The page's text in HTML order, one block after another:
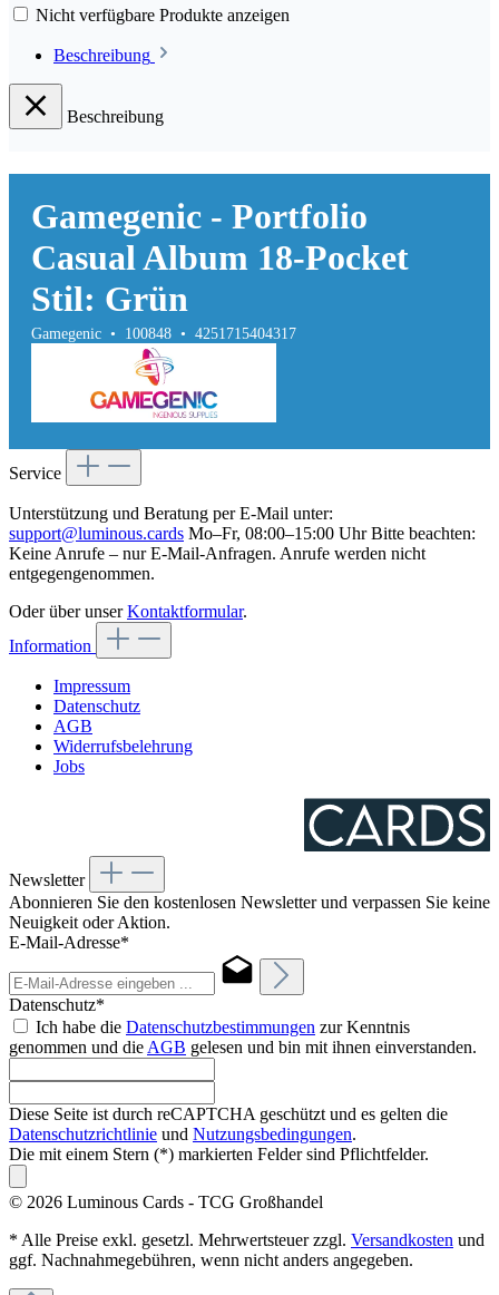
Nicht verfügbare Produkte anzeigen
Beschreibung
Beschreibung
Gamegenic - Portfolio
Casual Album 18-Pocket
Stil: Grün
Gamegenic • 100848 • 4251715404317
Service
Unterstützung und Beratung per E-Mail unter:
support@luminous.cards Mo–Fr, 08:00–15:00 Uhr Bitte beachten:
Keine Anrufe – nur E-Mail-Anfragen. Anrufe werden nicht
entgegengenommen.
Oder über unserKontaktformular.
Information
Impressum
Datenschutz
AGB
Widerrufsbelehrung
Jobs
Newsletter
Abonnieren Sie den kostenlosen Newsletter und verpassen Sie keine
Neuigkeit oder Aktion.
E-Mail-Adresse*
Datenschutz*
Ich habe die Datenschutzbestimmungen zur Kenntnis
genommen und die AGB gelesen und bin mit ihnen einverstanden.
Diese Seite ist durch reCAPTCHA geschützt und es gelten die
Datenschutzrichtlinie und Nutzungsbedingungen.
Die mit einem Stern (*) markierten Felder sind Pflichtfelder.
© 2026 Luminous Cards - TCG Großhandel
* Alle Preise exkl. gesetzl. Mehrwertsteuer zzgl. Versandkosten und
ggf. Nachnahmegebühren, wenn nicht anders angegeben.